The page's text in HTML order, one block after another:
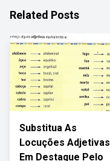
Related Posts
Substitua As
Locuções Adjetivas
Em Destaque Pelo